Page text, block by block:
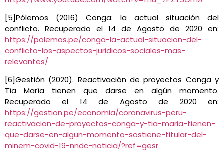
[5]Pólemos (2016) Conga: la actual situación del
conflicto. Recuperado el 14 de Agosto de 2020 en:
https://polemos.pe/conga-la-actual-situacion-del-
conflicto-los-aspectos-juridicos-sociales-mas-
relevantes/
[6]Gestión (2020). Reactivación de proyectos Conga y
Tía María tienen que darse en algún momento.
Recuperado el 14 de Agosto de 2020 en:
https://gestion.pe/economia/coronavirus-peru-
reactivacion-de-proyectos-conga-y-tia-maria-tienen-
que-darse-en-algun-momento-sostiene-titular-del-
minem-covid-19-nndc-noticia/?ref=gesr